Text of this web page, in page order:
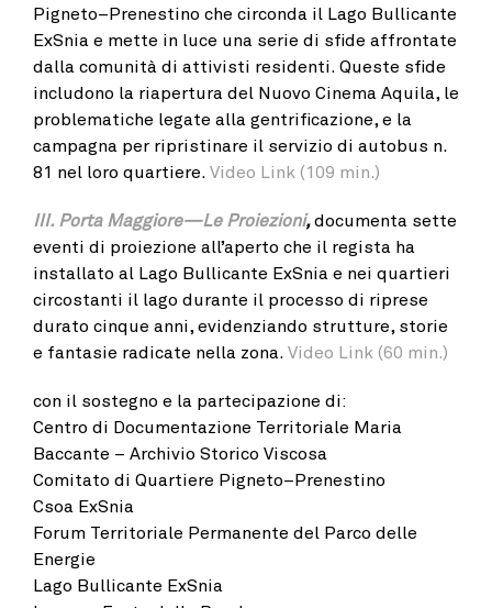
Pigneto–Prenestino che circonda il Lago Bullicante
ExSnia e mette in luce una serie di sfide affrontate
dalla comunità di attivisti residenti. Queste sfide
includono la riapertura del Nuovo Cinema Aquila, le
problematiche legate alla gentrificazione, e la
campagna per ripristinare il servizio di autobus n.
81 nel loro quartiere. Video Link (109 min.)
III. Porta Maggiore—Le Proiezioni,documenta sette
eventi di proiezione all’aperto che il regista ha
installato al Lago Bullicante ExSnia e nei quartieri
circostanti il lago durante il processo di riprese
durato cinque anni, evidenziando strutture, storie
e fantasie radicate nella zona. Video Link (60 min.)
con il sostegno e la partecipazione di:
Centro di Documentazione Territoriale Maria
Baccante – Archivio Storico Viscosa
Comitato di Quartiere Pigneto–Prenestino
Csoa ExSnia
Forum Territoriale Permanente del Parco delle
Energie
Lago Bullicante ExSnia